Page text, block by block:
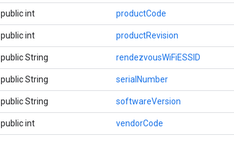
public int productCode
public int productRevision
public String rendezvousWiFiESSID
public String serialNumber
public String softwareVersion
public int vendorCode